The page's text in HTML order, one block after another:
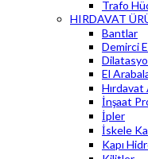
Trafo
HIRDAVAT
Bantlar
Demirci
El
Hırdavat
İnşaat
İpler
İskele
Kapı